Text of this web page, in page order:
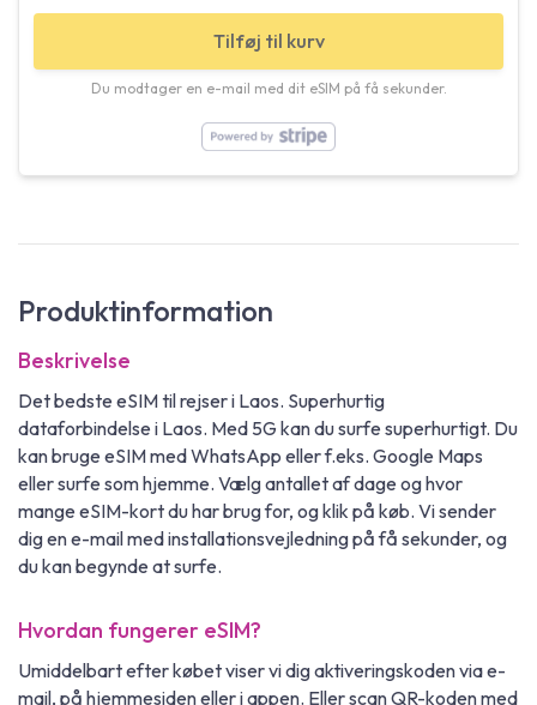
Tilføj til kurv
Du modtager en e-mail med dit eSIM på få sekunder.
Produktinformation
Beskrivelse
Det bedste eSIM til rejser i Laos. Superhurtig
dataforbindelse i Laos. Med 5G kan du surfe superhurtigt. Du
kan bruge eSIM med WhatsApp eller f.eks. Google Maps
eller surfe som hjemme. Vælg antallet af dage og hvor
mange eSIM-kort du har brug for, og klik på køb. Vi sender
dig en e-mail med installationsvejledning på få sekunder, og
du kan begynde at surfe.
Hvordan fungerer eSIM?
Umiddelbart efter købet viser vi dig aktiveringskoden via e-
mail, på hjemmesiden eller i appen. Eller scan QR-koden med